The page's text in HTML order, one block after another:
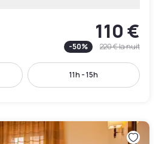
110 €
-50% 220 €la nuit
11h - 15h